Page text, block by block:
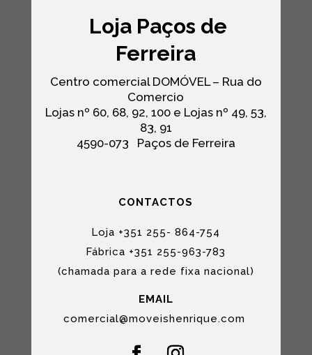
Loja Paços de
Ferreira
Centro comercial DOMÓVEL – Rua do
Comercio
Lojas nº 60, 68, 92, 100 e Lojas nº 49, 53,
83, 91
4590-073 Paços de Ferreira
CONTACTOS
Loja +351 255- 864-754
Fábrica +351 255-963-783
(chamada para a rede fixa nacional)
EMAIL
comercial@moveishenrique.com